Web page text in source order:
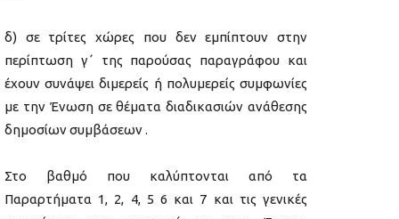
δ) σε τρίτες χώρες που δεν εμπίπτουν στην
περίπτωση γ΄ της παρούσας παραγράφου και
έχουν συνάψει διμερείς ή πολυμερείς συμφωνίες
με την Ένωση σε θέματα διαδικασιών ανάθεσης
δημοσίων συμβάσεων .
Στο βαθμό που καλύπτονται από τα
Παραρτήματα 1, 2, 4, 5 6 και 7 και τις γενικές